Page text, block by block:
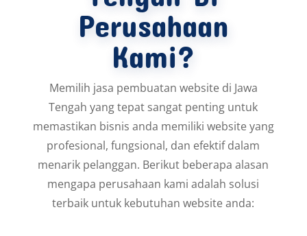
Perusahaan
Kami?
Memilih jasa pembuatan website di Jawa
Tengah yang tepat sangat penting untuk
memastikan bisnis anda memiliki website yang
profesional, fungsional, dan efektif dalam
menarik pelanggan. Berikut beberapa alasan
mengapa perusahaan kami adalah solusi
terbaik untuk kebutuhan website anda: